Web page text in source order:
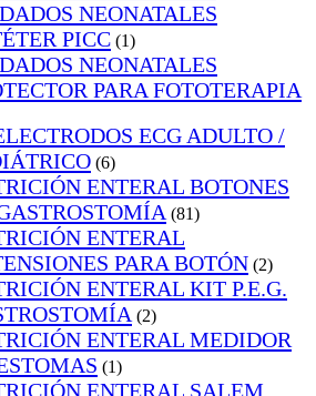
NEONATALES
PICC (1)
NEONATALES
PARA FOTOTERAPIA
ECG ADULTO /
(6)
ENTERAL BOTONES
(81)
ENTERAL
PARA BOTÓN (2)
ENTERAL KIT P.E.G.
(2)
ENTERAL MEDIDOR
(1)
ENTERAL SALEM